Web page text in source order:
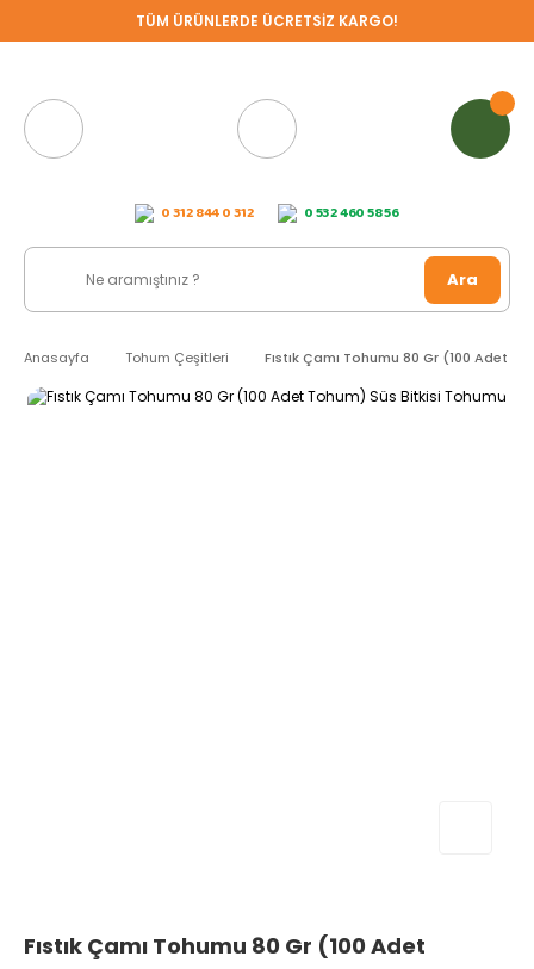
TÜM ÜRÜNLERDE ÜCRETSİZ KARGO!
0 312 844 0 312 0 532 460 58 56
Ara
Anasayfa Tohum Çeşitleri Fıstık Çamı Tohumu 80 Gr (100 Adet
Fıstık Çamı Tohumu 80 Gr (100 Adet